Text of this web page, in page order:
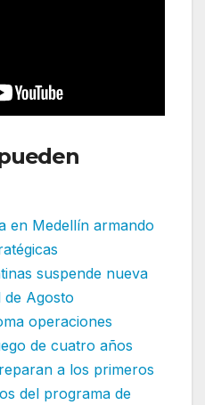
en Medellín armando
suspende nueva
Agosto
operaciones
de cuatro años
a los primeros
del programa de